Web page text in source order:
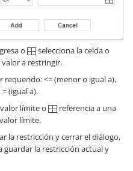
o
selecciona la celda o
a restringir.
requerido: <= (menor o igual a),
(igual a).
límite o
referencia a una
límite.
la restricción y cerrar el diálogo,
guardar la restricción actual y